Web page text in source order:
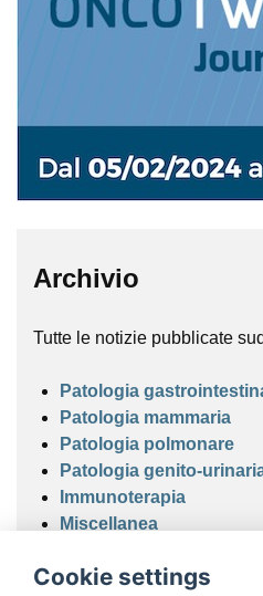
Archivio
Tutte le notizie pubblicate
Patologia
Patologia mammaria
Patologia polmonare
Patologia genito-
Immunoterapia
Miscellanea
Cookie settings